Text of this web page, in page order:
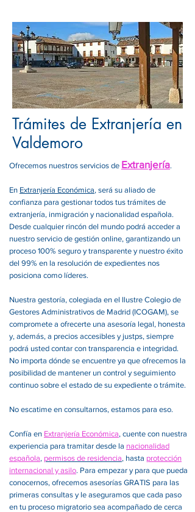
Trámites de Extranjería en
Valdemoro
Ofrecemos nuestros servicios de Extranjería.
En Extranjería Económica, será su aliado de
confianza para gestionar todos tus trámites de
extranjería, inmigración y nacionalidad española.
Desde cualquier rincón del mundo podrá acceder a
nuestro servicio de gestión online, garantizando un
proceso 100% seguro y transparente y nuestro éxito
del 99% en la resolución de expedientes nos
posiciona como líderes.
Nuestra gestoría, colegiada en el Ilustre Colegio de
Gestores Administrativos de Madrid (ICOGAM), se
compromete a ofrecerte una asesoría legal, honesta
y, además, a precios accesibles y justps, siempre
podrá usted contar con transparencia e integridad.
No importa dónde se encuentre ya que ofrecemos la
posibilidad de mantener un control y seguimiento
continuo sobre el estado de su expediente o trámite.
No escatime en consultarnos, estamos para eso.
Confía en Extranjería Económica, cuente con nuestra
experiencia para tramitar desde la nacionalidad
española, permisos de residencia, hasta protección
internacional y asilo. Para empezar y para que pueda
conocernos, ofrecemos asesorías GRATIS para las
primeras consultas y le aseguramos que cada paso
en tu proceso migratorio sea acompañado de cerca